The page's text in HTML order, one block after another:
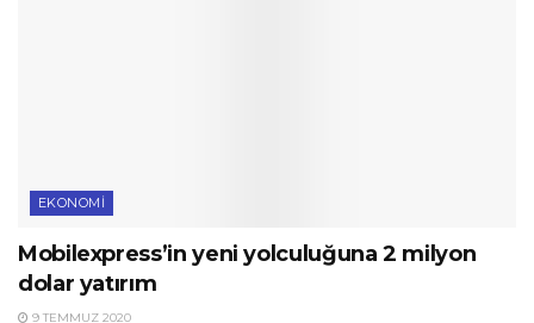
EKONOMI
Mobilexpress’in yeni yolculuğuna 2 milyon
dolar yatırım
9 TEMMUZ 2020